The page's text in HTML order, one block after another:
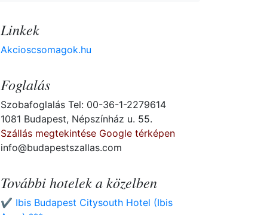
Linkek
Akcioscsomagok.hu
Foglalás
Szobafoglalás Tel: 00-36-1-2279614
1081 Budapest, Népszínház u. 55.
Szállás megtekintése Google térképen
info@budapestszallas.com
További hotelek a közelben
✔️ Ibis Budapest Citysouth Hotel (Ibis